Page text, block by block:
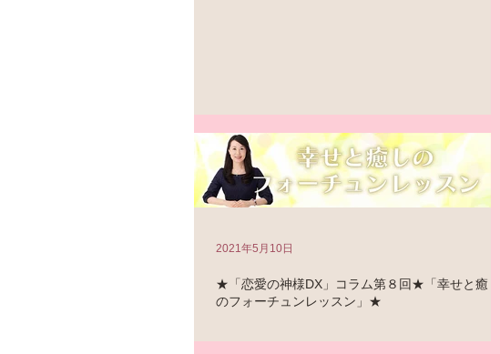
★「恋愛の神様DX」コラム第８回★「幸せと癒し
のフォーチュンレッスン」★
2021年5月10日